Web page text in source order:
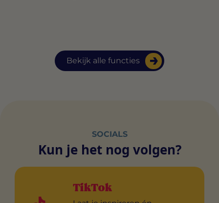
Bekijk alle functies
SOCIALS
Kun je het nog volgen?
TikTok